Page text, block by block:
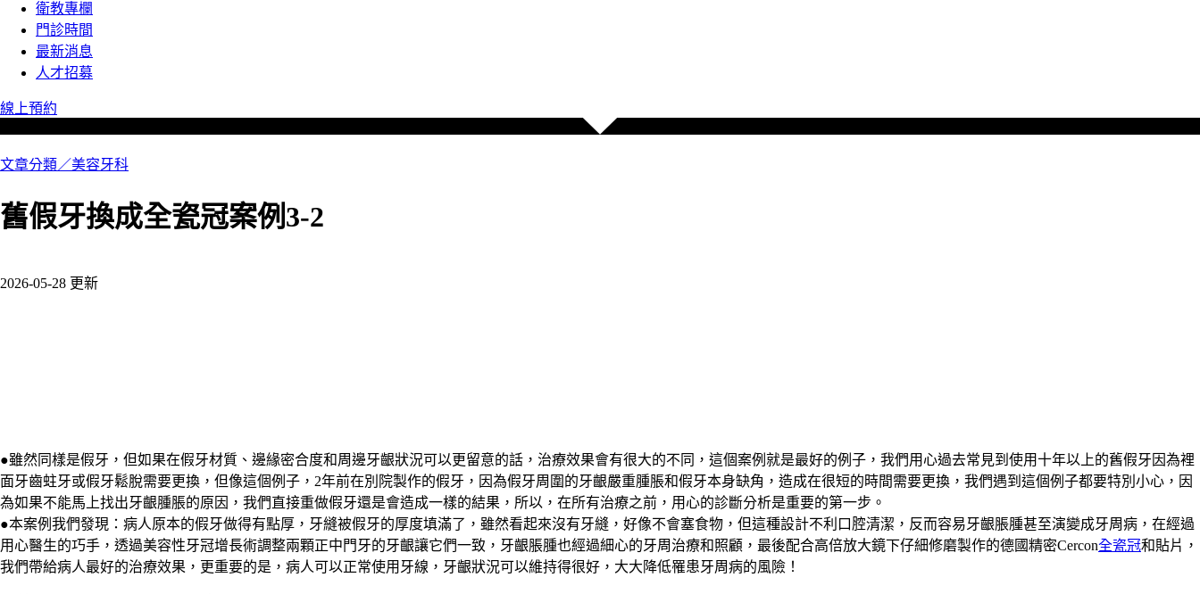
衛教專欄
門診時間
最新消息
人才招募
線上預約
文章分類／美容牙科
舊假牙換成全瓷冠案例3-2
2026-05-28 更新
●雖然同樣是假牙，但如果在假牙材質、邊緣密合度和周邊牙齦狀況可以更留意的話，治療效果會有很大的不同，這個案例就是最好的例子，我們用心過去常見到使用十年以上的舊假牙因為裡
面牙齒蛀牙或假牙鬆脫需要更換，但像這個例子，2年前在別院製作的假牙，因為假牙周圍的牙齦嚴重腫脹和假牙本身缺角，造成在很短的時間需要更換，我們遇到這個例子都要特別小心，因
為如果不能馬上找出牙齦腫脹的原因，我們直接重做假牙還是會造成一樣的結果，所以，在所有治療之前，用心的診斷分析是重要的第一步。
●本案例我們發現：病人原本的假牙做得有點厚，牙縫被假牙的厚度填滿了，雖然看起來沒有牙縫，好像不會塞食物，但這種設計不利口腔清潔，反而容易牙齦脹腫甚至演變成牙周病，在經過
用心醫生的巧手，透過美容性牙冠增長術調整兩顆正中門牙的牙齦讓它們一致，牙齦脹腫也經過細心的牙周治療和照顧，最後配合高倍放大鏡下仔細修磨製作的德國精密Cercon全瓷冠和貼片，
我們帶給病人最好的治療效果，更重要的是，病人可以正常使用牙線，牙齦狀況可以維持得很好，大大降低罹患牙周病的風險！